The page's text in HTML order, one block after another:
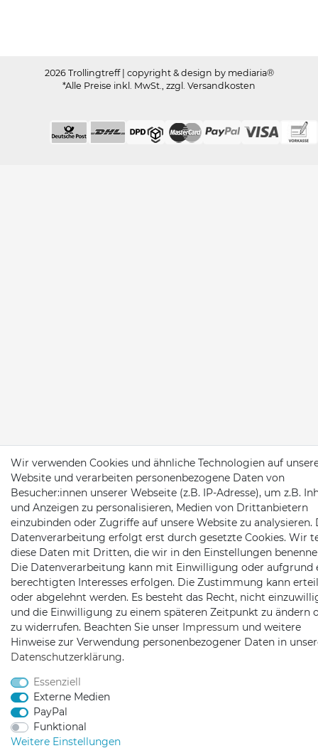
2026 Trollingtreff | copyright & design by mediaria®
*Alle Preise inkl. MwSt., zzgl. Versandkosten
Wir verwenden Cookies und ähnliche Technologien auf
Website und verarbeiten personenbezogene Daten von
Besucher:innen unserer Webseite (z.B. IP-Adresse), um z.B.
und Anzeigen zu personalisieren, Medien von Drittanbietern
einzubinden oder Zugriffe auf unsere Website zu analysieren.
Datenverarbeitung erfolgt erst durch gesetzte Cookies. Wir
diese Daten mit Dritten, die wir in den Einstellungen
Die Datenverarbeitung kann mit Einwilligung oder aufgrund
berechtigten Interesses erfolgen. Die Zustimmung kann
oder abgelehnt werden. Es besteht das Recht, nicht
und die Einwilligung zu einem späteren Zeitpunkt zu ändern
zu widerrufen. Beachten Sie unser Impressum und weitere
Hinweise zur Verwendung personenbezogener Daten in
Daten­schutz­erklärung.
Essenziell
Externe Medien
PayPal
Funktional
Weitere Einstellungen